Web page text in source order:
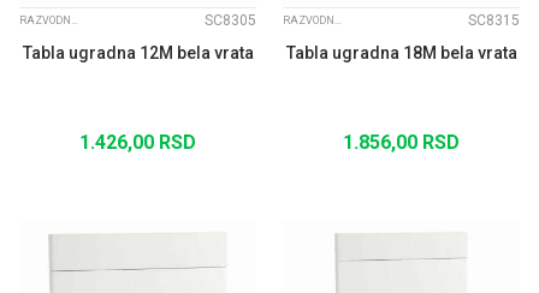
RAZVODNE TABLE EASY PRAGMA SC8305
Tabla ugradna 12M bela vrata
1.426,00 RSD
RAZVODNE TABLE EASY PRAGMA SC8315
Tabla ugradna 18M bela vrata
1.856,00 RSD